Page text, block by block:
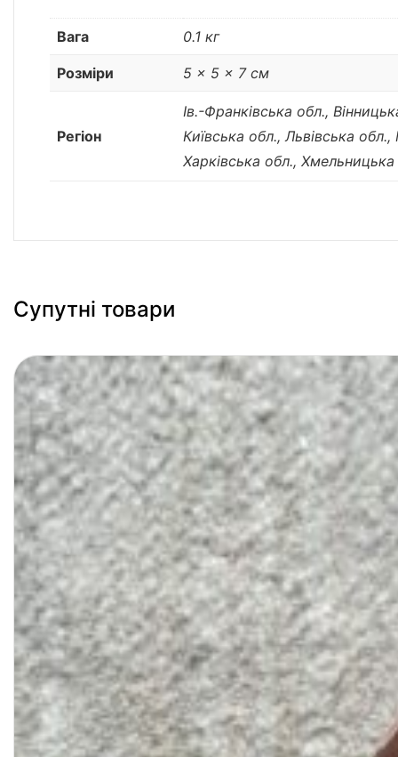
Вага 0.1 кг
Розміри 5 × 5 × 7 см
Регіон
Ів.-Франківська обл.,
Київська обл., Львівська
Харківська обл.,
Супутні товари